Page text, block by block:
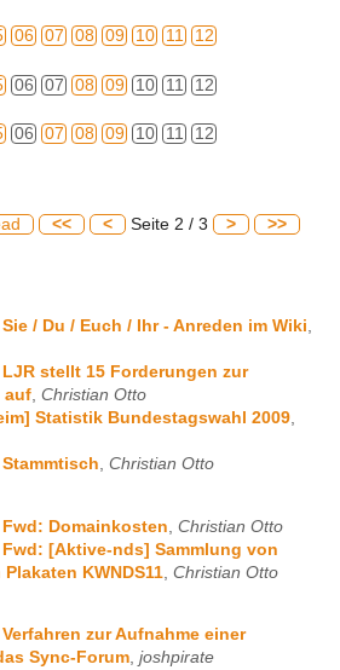
06 07 08 09 10 11 12
06 07 08 09 10 11 12
06 07 08 09 10 11 12
<< < Seite 2 / 3 > >>
/ Du / Euch / Ihr - Anreden im Wiki,
stellt 15 Forderungen zur
auf, Christian Otto
Statistik Bundestagswahl 2009,
, Christian Otto
Domainkosten Christian Otto
[Aktive-nds] Sammlung von
KWNDS11 Christian Otto
zur Aufnahme einer
Sync-Forum, joshpirate